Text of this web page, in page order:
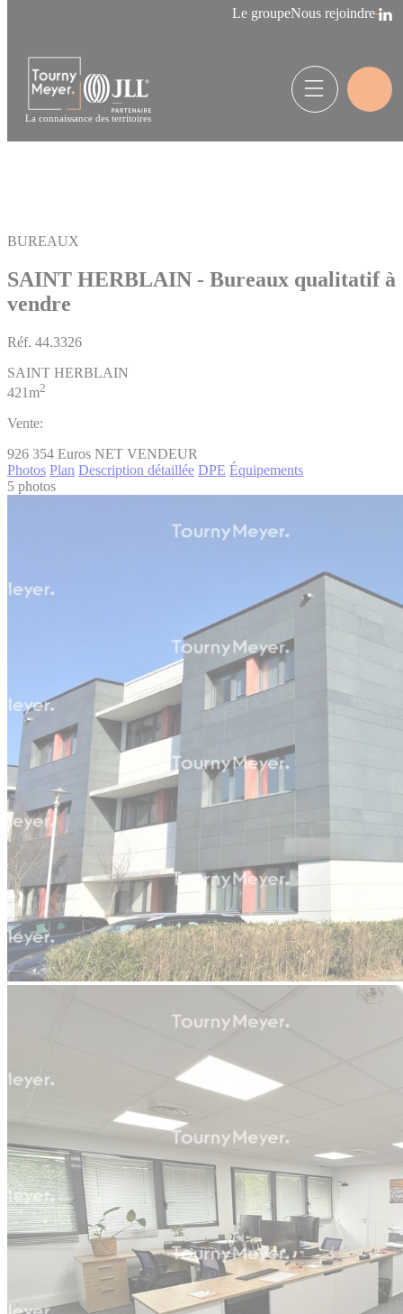
Le groupeNous rejoindre
La connaissance des territoires
BUREAUX
SAINT HERBLAIN - Bureaux qualitatif à
vendre
Réf. 44.3326
SAINT HERBLAIN
421m2
Vente:
926 354 Euros NET VENDEUR
Photos Plan Description détaillée DPE Équipements
5 photos